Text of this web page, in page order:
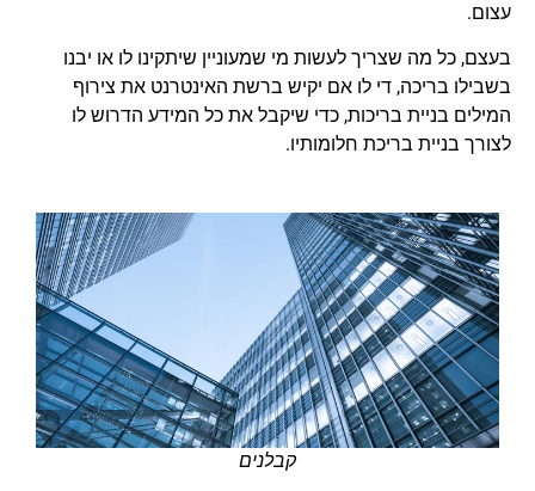
עצום.
בעצם, כל מה שצריך לעשות מי שמעוניין שיתקינו לו או יבנו
בשבילו בריכה, די לו אם יקיש ברשת האינטרנט את צירוף
המילים בניית בריכות, כדי שיקבל את כל המידע הדרוש לו
לצורך בניית בריכת חלומותיו.
קבלנים